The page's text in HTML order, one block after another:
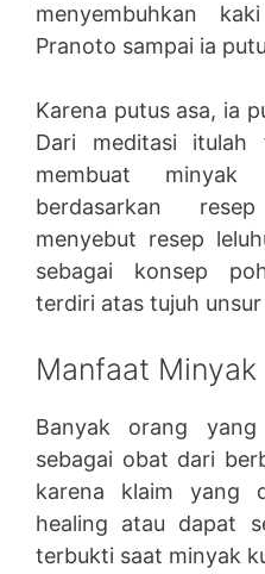
menyembuhkan
Pranoto sampai ia
Karena putus asa, ia
Dari meditasi itulah
membuat
berdasarkan
menyebut resep
sebagai konsep
terdiri atas tujuh
Manfaat
Banyak orang
sebagai obat dari
karena klaim yang
healing atau dapat
terbukti saat minyak